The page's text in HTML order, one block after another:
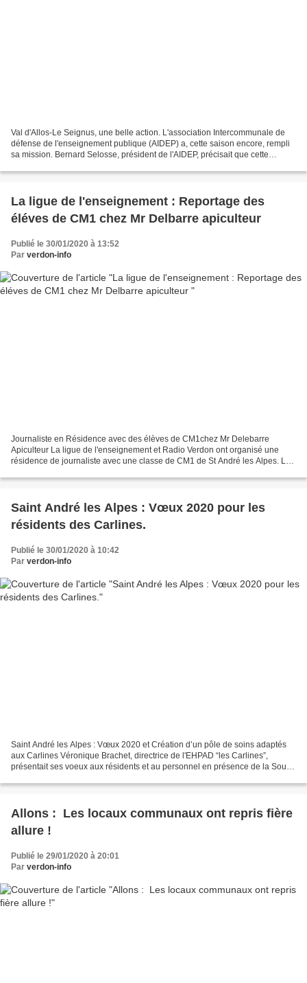
Val d'Allos-Le Seignus, une belle action. L'association Intercommunale de
défense de l'enseignement publique (AIDEP) a, cette saison encore, rempli
sa mission. Bernard Selosse, président de l'AIDEP, précisait que cette
La ligue de l'enseignement : Reportage des
éléves de CM1 chez Mr Delbarre apiculteur
Publié le 30/01/2020 à 13:52
Par verdon-info
Journaliste en Résidence avec des élèves de CM1chez Mr Delebarre
Apiculteur La ligue de l'enseignement et Radio Verdon ont organisé une
résidence de journaliste avec une classe de CM1 de St André les Alpes. Les
Saint André les Alpes : Vœux 2020 pour les
résidents des Carlines.
Publié le 30/01/2020 à 10:42
Par verdon-info
Saint André les Alpes : Vœux 2020 et Création d’un pôle de soins adaptés
aux Carlines Véronique Brachet, directrice de l'EHPAD “les Carlines”,
présentait ses voeux aux résidents et au personnel en présence de la Sous-
Allons : Les locaux communaux ont repris fière
allure !
Publié le 29/01/2020 à 20:01
Par verdon-info